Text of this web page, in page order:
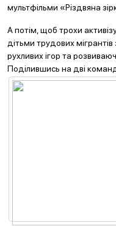
мультфільми «Різдвяна
А потім, щоб трохи
дітьми трудових
рухливих ігор та
Поділившись на дві